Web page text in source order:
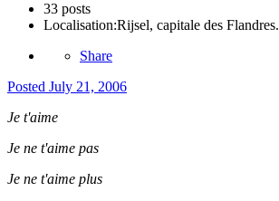
33 posts
Localisation:Rijsel, capitale des Flandres.
Share
Posted July 21, 2006
Je t'aime
Je ne t'aime pas
Je ne t'aime plus